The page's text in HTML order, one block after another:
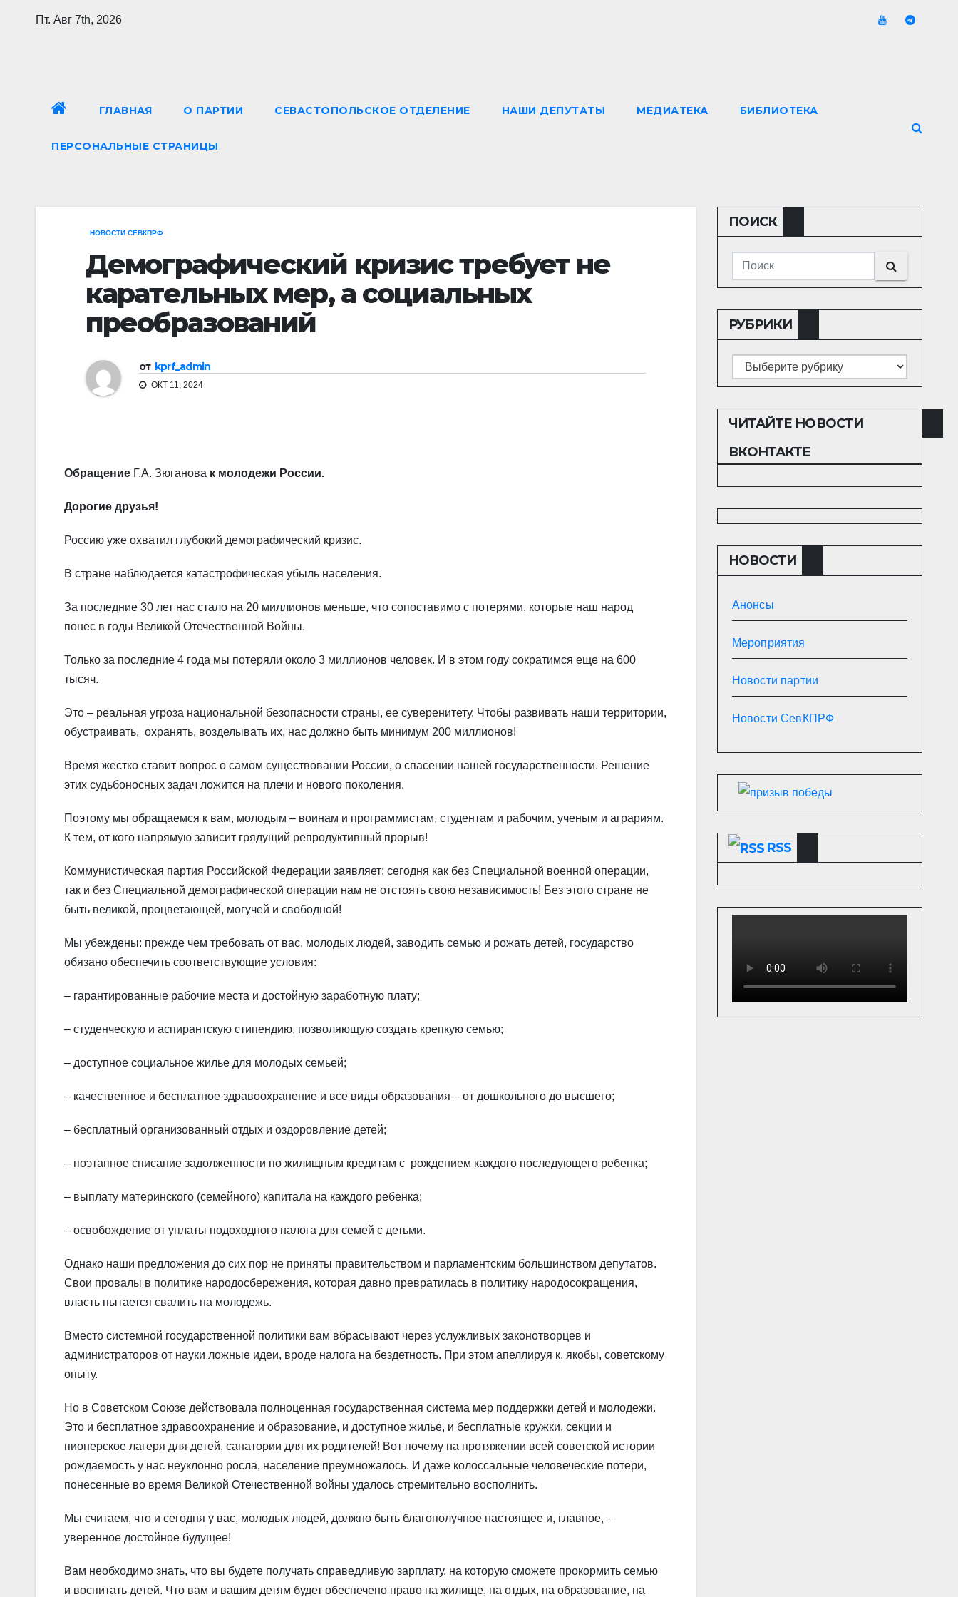
Пт. Авг 7th, 2026
ГЛАВНАЯ О ПАРТИИ СЕВАСТОПОЛЬСКОЕ ОТДЕЛЕНИЕ НАШИ ДЕПУТАТЫ МЕДИАТЕКА БИБЛИОТЕКА
ПЕРСОНАЛЬНЫЕ СТРАНИЦЫ
НОВОСТИ СЕВКПРФ
Демографический кризис требует не
карательных мер, а социальных
преобразований
от kprf_admin
ОКТ 11, 2024
Обращение Г.А. Зюганова к молодежи России.
Дорогие друзья!
Россию уже охватил глубокий демографический кризис.
В стране наблюдается катастрофическая убыль населения.
За последние 30 лет нас стало на 20 миллионов меньше, что сопоставимо с потерями, которые наш народ
понес в годы Великой Отечественной Войны.
Только за последние 4 года мы потеряли около 3 миллионов человек. И в этом году сократимся еще на 600
тысяч.
Это – реальная угроза национальной безопасности страны, ее суверенитету. Чтобы развивать наши территории,
обустраивать, охранять, возделывать их, нас должно быть минимум 200 миллионов!
Время жестко ставит вопрос о самом существовании России, о спасении нашей государственности. Решение
этих судьбоносных задач ложится на плечи и нового поколения.
Поэтому мы обращаемся к вам, молодым – воинам и программистам, студентам и рабочим, ученым и аграриям.
К тем, от кого напрямую зависит грядущий репродуктивный прорыв!
Коммунистическая партия Российской Федерации заявляет: сегодня как без Специальной военной операции,
так и без Специальной демографической операции нам не отстоять свою независимость! Без этого стране не
быть великой, процветающей, могучей и свободной!
Мы убеждены: прежде чем требовать от вас, молодых людей, заводить семью и рожать детей, государство
обязано обеспечить соответствующие условия:
– гарантированные рабочие места и достойную заработную плату;
– студенческую и аспирантскую стипендию, позволяющую создать крепкую семью;
– доступное социальное жилье для молодых семьей;
– качественное и бесплатное здравоохранение и все виды образования – от дошкольного до высшего;
– бесплатный организованный отдых и оздоровление детей;
– поэтапное списание задолженности по жилищным кредитам с рождением каждого последующего ребенка;
– выплату материнского (семейного) капитала на каждого ребенка;
– освобождение от уплаты подоходного налога для семей с детьми.
Однако наши предложения до сих пор не приняты правительством и парламентским большинством депутатов.
Свои провалы в политике народосбережения, которая давно превратилась в политику народосокращения,
власть пытается свалить на молодежь.
Вместо системной государственной политики вам вбрасывают через услужливых законотворцев и
администраторов от науки ложные идеи, вроде налога на бездетность. При этом апеллируя к, якобы, советскому
опыту.
Но в Советском Союзе действовала полноценная государственная система мер поддержки детей и молодежи.
Это и бесплатное здравоохранение и образование, и доступное жилье, и бесплатные кружки, секции и
пионерское лагеря для детей, санатории для их родителей! Вот почему на протяжении всей советской истории
рождаемость у нас неуклонно росла, население преумножалось. И даже колоссальные человеческие потери,
понесенные во время Великой Отечественной войны удалось стремительно восполнить.
Мы считаем, что и сегодня у вас, молодых людей, должно быть благополучное настоящее и, главное, –
уверенное достойное будущее!
Вам необходимо знать, что вы будете получать справедливую зарплату, на которую сможете прокормить семью
и воспитать детей. Что вам и вашим детям будет обеспечено право на жилище, на отдых, на образование, на
ПОИСК
РУБРИКИ
Рубрики
ЧИТАЙТЕ НОВОСТИ
ВКОНТАКТЕ
НОВОСТИ
Анонсы
Мероприятия
Новости партии
Новости СевКПРФ
RSS